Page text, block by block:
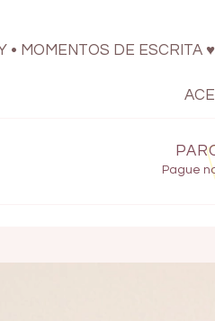
• MOMENTOS DE ESCRITA ♥
Pague